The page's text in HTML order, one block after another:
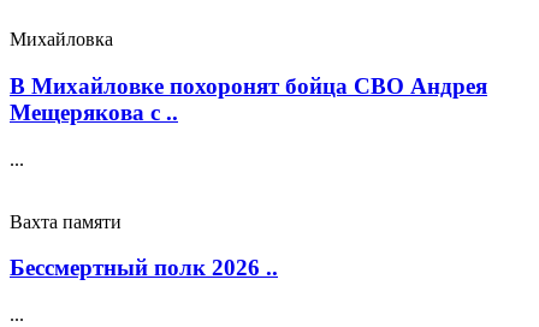
Михайловка
В Михайловке похоронят бойца СВО Андрея
Мещерякова с ..
...
Вахта памяти
Бессмертный полк 2026 ..
...